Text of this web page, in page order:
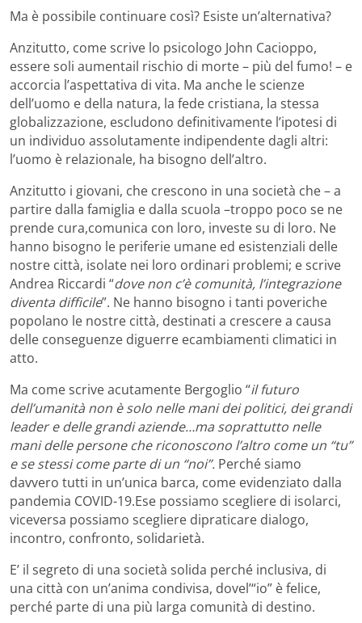
Ma è possibile continuare così? Esiste un’alternativa?
Anzitutto, come scrive lo psicologo John Cacioppo,
essere soli aumentail rischio di morte – più del fumo! – e
accorcia l’aspettativa di vita. Ma anche le scienze
dell’uomo e della natura, la fede cristiana, la stessa
globalizzazione, escludono definitivamente l’ipotesi di
un individuo assolutamente indipendente dagli altri:
l’uomo è relazionale, ha bisogno dell’altro.
Anzitutto i giovani, che crescono in una società che – a
partire dalla famiglia e dalla scuola –troppo poco se ne
prende cura,comunica con loro, investe su di loro. Ne
hanno bisogno le periferie umane ed esistenziali delle
nostre città, isolate nei loro ordinari problemi; e scrive
Andrea Riccardi “dove non c’è comunità, l’integrazione
diventa difficile”. Ne hanno bisogno i tanti poveriche
popolano le nostre città, destinati a crescere a causa
delle conseguenze diguerre ecambiamenti climatici in
atto.
Ma come scrive acutamente Bergoglio “il futuro
dell’umanità non è solo nelle mani dei politici, dei grandi
leader e delle grandi aziende…ma soprattutto nelle
mani delle persone che riconoscono l’altro come un “tu”
e se stessi come parte di un “noi”. Perché siamo
davvero tutti in un’unica barca, come evidenziato dalla
pandemia COVID-19.Ese possiamo scegliere di isolarci,
viceversa possiamo scegliere dipraticare dialogo,
incontro, confronto, solidarietà.
E’ il segreto di una società solida perché inclusiva, di
una città con un’anima condivisa, dovel’“io” è felice,
perché parte di una più larga comunità di destino.